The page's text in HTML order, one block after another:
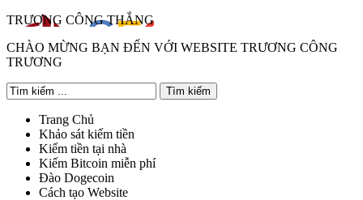
TRƯƠNG CÔNG THẮNG
CHÀO MỪNG BẠN ĐẾN VỚI WEBSITE TRƯƠNG CÔNG
TRƯƠNG
Trang Chủ
Khảo sát kiếm tiền
Kiếm tiền tại nhà
Kiếm Bitcoin miễn phí
Đào Dogecoin
Cách tạo Website